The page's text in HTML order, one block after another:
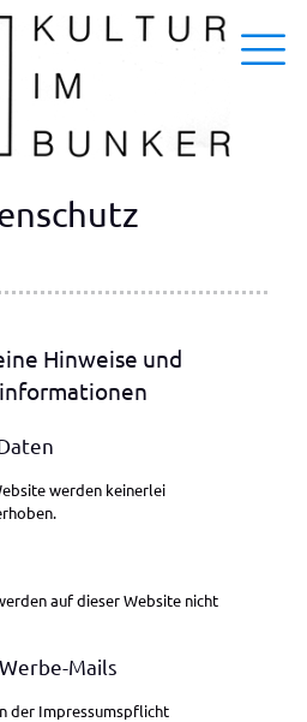
Hinweise und
werden keinerlei
auf dieser Website nicht
Mails
der Impressumspflicht